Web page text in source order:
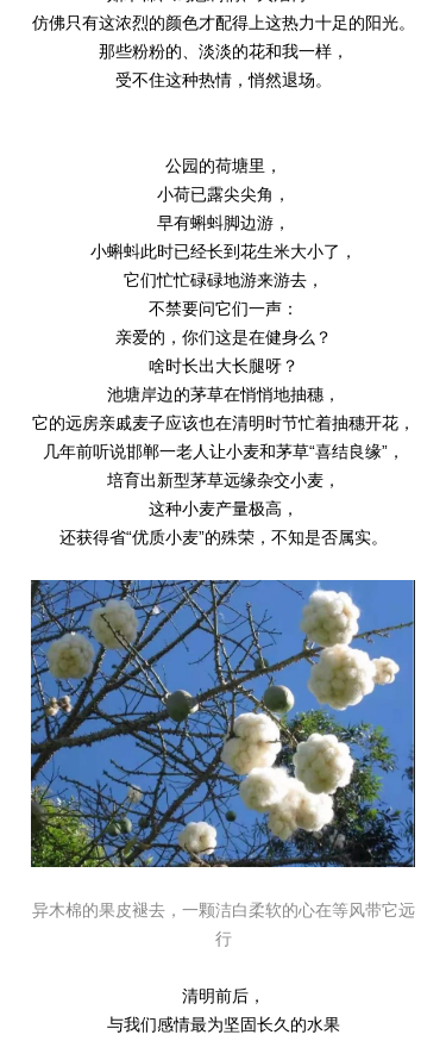
仿佛只有这浓烈的颜色才配得上这热力十足的阳光。
那些粉粉的、淡淡的花和我一样，
受不住这种热情，悄然退场。
公园的荷塘里，
小荷已露尖尖角，
早有蝌蚪脚边游，
小蝌蚪此时已经长到花生米大小了，
它们忙忙碌碌地游来游去，
不禁要问它们一声：
亲爱的，你们这是在健身么？
啥时长出大长腿呀？
池塘岸边的茅草在悄悄地抽穗，
它的远房亲戚麦子应该也在清明时节忙着抽穗开花，
几年前听说邯郸一老人让小麦和茅草“喜结良缘”，
培育出新型茅草远缘杂交小麦，
这种小麦产量极高，
还获得省“优质小麦”的殊荣，不知是否属实。
异木棉的果皮褪去，一颗洁白柔软的心在等风带它远
行
清明前后，
与我们感情最为坚固长久的水果